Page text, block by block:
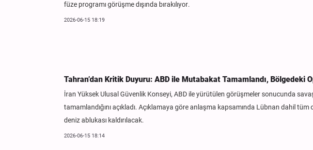
füze programı görüşme dışında bırakılıyor.
2026-06-15 18:19
Tahran’dan Kritik Duyuru: ABD ile Mutabakat Tamamlandı, Bölgedeki
İran Yüksek Ulusal Güvenlik Konseyi, ABD ile yürütülen görüşmeler sonucunda
tamamlandığını açıkladı. Açıklamaya göre anlaşma kapsamında Lübnan dahil
deniz ablukası kaldırılacak.
2026-06-15 18:14